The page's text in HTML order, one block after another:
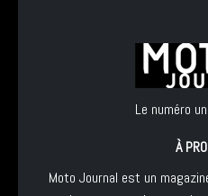
Le numéro
À
Moto Journal est un